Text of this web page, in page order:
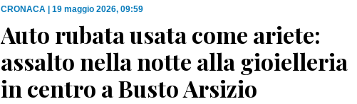
CRONACA 19 maggio 2026, 09:59
Auto rubata usata come ariete:
assalto nella notte alla gioielleria
in centro a Busto Arsizio